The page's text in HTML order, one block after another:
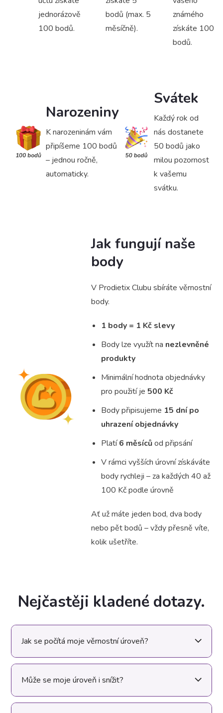
jednorázově
100 bodů.
bodů (max. 5
měsíčně).
známého
získáte 100
bodů.
Narozeniny
K narozeninám vám
připíšeme 100 bodů
– jednou ročně,
automaticky.
Svátek
Každý rok od
nás dostanete
50 bodů jako
milou pozornost
k vašemu
svátku.
Jak fungují naše
body
V Prodietix Clubu sbíráte věrnostní
body.
1 body = 1 Kč slevy
Body lze využít na nezlevněné
produkty
Minimální hodnota objednávky
pro použití je 500 Kč
Body připisujeme 15 dní po
uhrazení objednávky
Platí6 měsícůod připsání
V rámci vyšších úrovní získáváte
body rychleji – za každých 40 až
100 Kč podle úrovně
Ať už máte jeden bod, dva body
nebo pět bodů – vždy přesně víte,
kolik ušetříte.
Nejčastěji kladené dotazy.
Jak se počítá moje věrnostní úroveň?
Může se moje úroveň i snížit?